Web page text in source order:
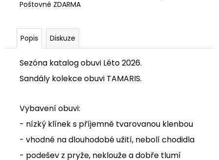
Poštovné ZDARMA
Popis Diskuze
Sezóna katalog obuvi Léto 2026.
Sandály kolekce obuvi TAMARIS.
Vybavení obuvi:
- nízký klínek s příjemně tvarovanou klenbou
- vhodné na dlouhodobé užití, nebolí chodidla
- podešev z pryže, neklouže a dobře tlumí